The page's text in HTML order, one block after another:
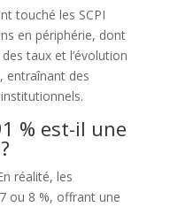
touché les SCPI
en périphérie, dont
taux et l’évolution
entraînant des
% est-il une
réalité, les
ou 8 %, offrant une